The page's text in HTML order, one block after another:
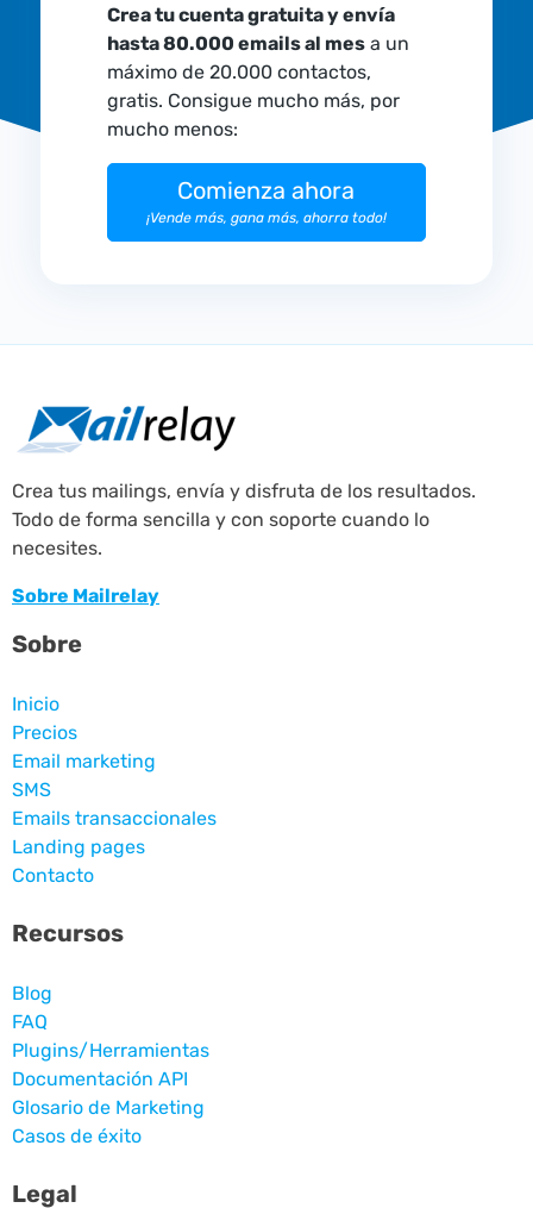
Crea tu cuenta gratuita y envía
hasta 80.000 emails al mesa un
máximo de 20.000 contactos,
gratis. Consigue mucho más, por
mucho menos:
Comienza ahora
¡Vende más, gana más, ahorra todo!
Crea tus mailings, envía y disfruta de los resultados.
Todo de forma sencilla y con soporte cuando lo
necesites.
Sobre Mailrelay
Sobre
Inicio
Precios
Email marketing
SMS
Emails transaccionales
Landing pages
Contacto
Recursos
Blog
FAQ
Plugins/Herramientas
Documentación API
Glosario de Marketing
Casos de éxito
Legal